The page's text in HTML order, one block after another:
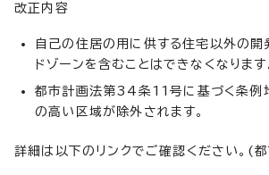
改正内容
自己の住居の用に供する住宅以外の開
ドゾーンを含むことはできなくなります
都市計画法第34条11号に基づく条例
の高い区域が除外されます。
詳細は以下のリンクでご確認ください。(